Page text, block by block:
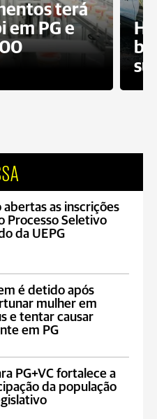
terá
em PG e
abertas as inscrições
Processo Seletivo
da UEPG
é detido após
mulher em
e tentar causar
em PG
PG+VC fortalece a
da população